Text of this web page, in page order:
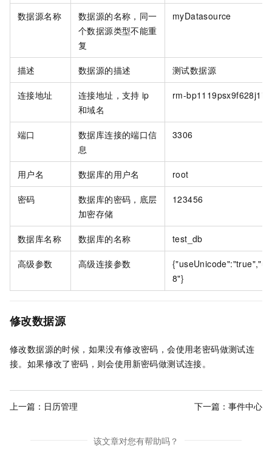
数据源名称
数据源的名称，同一
个数据源类型不能重
复
myDatasource
描述 数据源的描述 测试数据源
连接地址 连接地址，支持 ip
和域名
rm-
端口
数据库连接的端口信
息
3306
用户名 数据库的用户名 root
密码
数据库的密码，底层
加密存储
123456
数据库名称 数据库的名称 test_db
高级参数 高级连接参数
8"}
修改数据源
修改数据源的时候，如果没有修改密码，会使用老密码做测试连
接。如果修改了密码，则会使用新密码做测试连接。
上一篇： 日历管理 下一篇： 事件中心
该文章对您有帮助吗？